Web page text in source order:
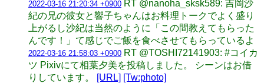
2022-03-16 21:20:34 +0900 RT @nanoha_sksk589: 吉岡沙
紀の兄の彼女と響子ちゃんはお料理トークでよく盛り
上がるし沙紀は当然のように「この間教えてもらった
んです！」て感じでご飯を食べさせてもらっているよ
2022-03-16 21:58:03 +0900 RT @TOSHI72141903: #コイカ
ツ Pixivにて相葉夕美を投稿しました。 シーンはお借
りしています。
[URL] [Tw:photo]